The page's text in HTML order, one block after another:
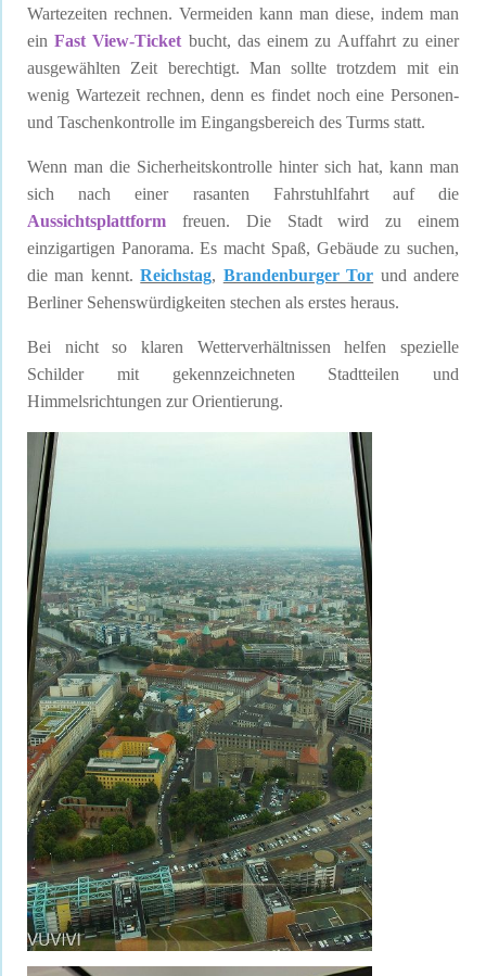
Wartezeiten rechnen. Vermeiden kann man diese, indem man
einFast View-Ticketbucht, das einem zu Auffahrt zu einer
ausgewählten Zeit berechtigt. Man sollte trotzdem mit ein
wenig Wartezeit rechnen, denn es findet noch eine Personen-
und Taschenkontrolle im Eingangsbereich des Turms statt.
Wenn man die Sicherheitskontrolle hinter sich hat, kann man
sich nach einer rasanten Fahrstuhlfahrt auf die
Aussichtsplattform freuen. Die Stadt wird zu einem
einzigartigen Panorama. Es macht Spaß, Gebäude zu suchen,
die man kennt.Reichstag, Brandenburger Tor und andere
Berliner Sehenswürdigkeiten stechen als erstes heraus.
Bei nicht so klaren Wetterverhältnissen helfen spezielle
Schilder mit gekennzeichneten Stadtteilen und
Himmelsrichtungen zur Orientierung.